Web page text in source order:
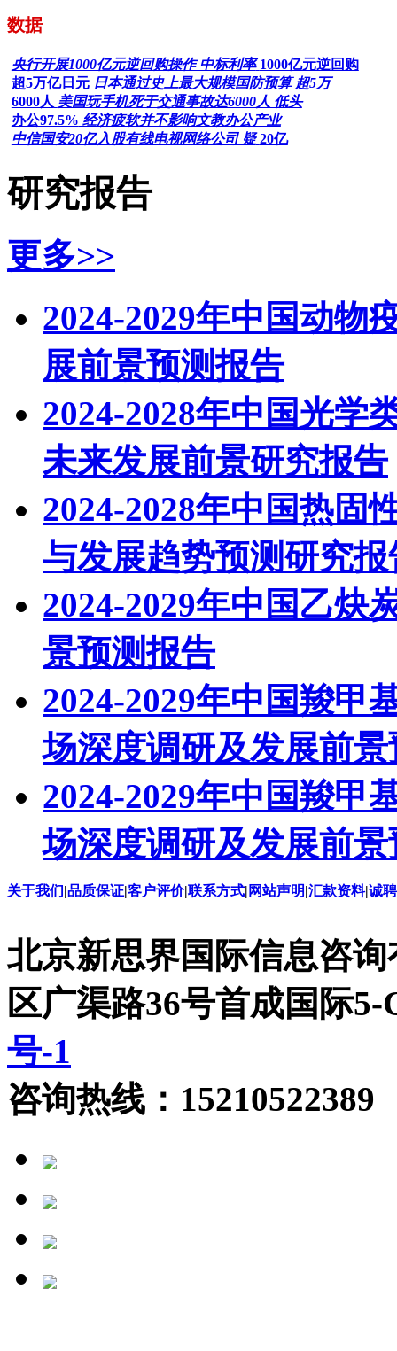
数据
央行开展1000亿元逆回购操作 中标利率 1000亿元逆回购
超5万亿日元 日本通过史上最大规模国防预算 超5万
6000人 美国玩手机死于交通事故达6000人 低头
办公97.5% 经济疲软并不影响文教办公产业
中信国安20亿入股有线电视网络公司 疑 20亿
研究报告
更多>>
2024-2029年中国动物
展前景预测报告
2024-2028年中国光学
未来发展前景研究报告
2024-2028年中国热固
与发展趋势预测研究报
2024-2029年中国乙炔
景预测报告
2024-2029年中国羧甲
场深度调研及发展前
2024-2029年中国羧甲
场深度调研及发展前
关于我们|品质保证|客户评价|联系方式| 网站声明|汇款资料|诚
北京新思界国际信息咨
区广渠路36号首成国际
号-1
咨询热线：